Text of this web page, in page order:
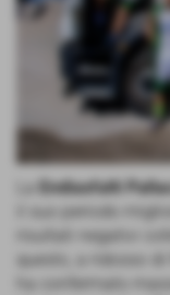
Endiasfalti
il suo periodo
risultati negativi
questo, a ridosso
ha confermato